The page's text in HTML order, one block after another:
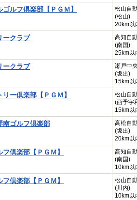
ルフ倶楽部【ＰＧＭ】
松山自
(松山)
20km以
ークラブ
高知自
(南国)
25km以
ークラブ
瀬戸中
(坂出)
15km以
ー倶楽部【ＰＧＭ】
松山自
(西予宇
15km以
南ゴルフ倶楽部
高松自
(坂出)
20km以
倶楽部【ＰＧＭ】
高知自
(南国)
10km以
倶楽部【ＰＧＭ】
松山自
(川内)
10km以